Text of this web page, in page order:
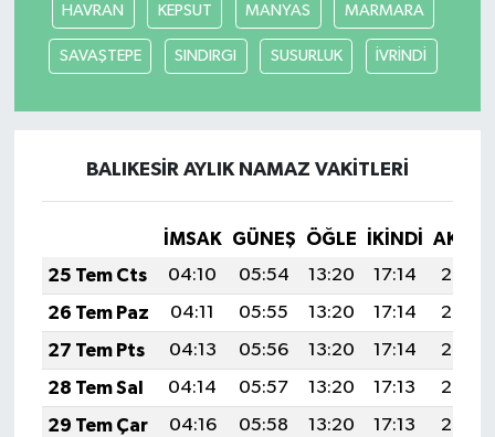
HAVRAN KEPSUT MANYAS MARMARA
SAVAŞTEPE SINDIRGI SUSURLUK İVRİNDİ
BALIKESİR AYLIK NAMAZ VAKITLERI
İMSAK GÜNEŞ ÖĞLE İKINDI
25 Tem Cts
04:10 05:54 13:20 17:14
20:36
26 Tem Paz
04:11 05:55 13:20 17:14
20:35
27 Tem Pts
04:13 05:56 13:20 17:14
20:34
28 Tem Sal
04:14 05:57 13:20 17:13
20:33
29 Tem Çar
04:16 05:58 13:20 17:13
20:32